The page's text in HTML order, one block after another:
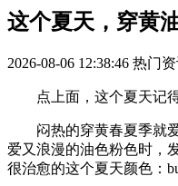
这个夏天，穿黄
2026-08-06 12:38:46 热门
点上面，这个夏天记
闷热的穿黄春夏季就爱
爱又浪漫的油色粉色时，
很治愈的这个夏天颜色：